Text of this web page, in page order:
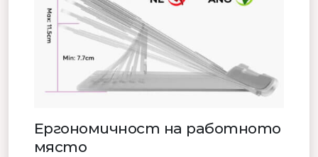
Ергономичност на работното
място